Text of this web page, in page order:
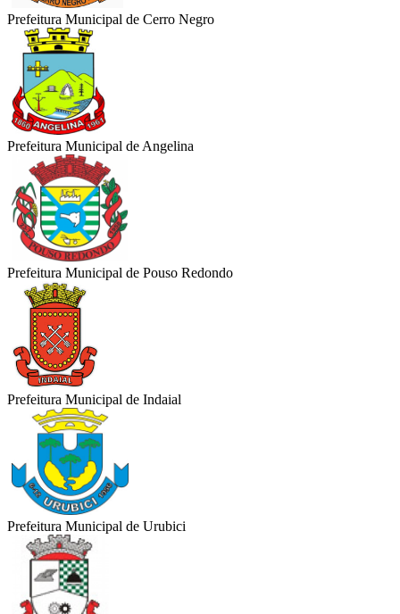
Prefeitura Municipal de Cerro Negro
Prefeitura Municipal de Angelina
Prefeitura Municipal de Pouso Redondo
Prefeitura Municipal de Indaial
Prefeitura Municipal de Urubici